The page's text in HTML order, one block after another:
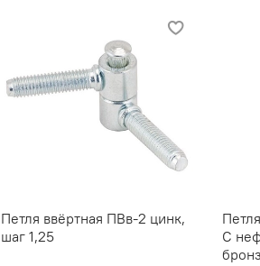
Петля ввёртная ПВв-2 цинк,
шаг 1,25
C